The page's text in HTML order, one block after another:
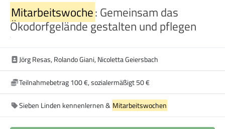
Mitarbeitswoche: Gemeinsam das
Ökodorfgelände gestalten und pflegen
Jörg Resas, Rolando Giani, Nicoletta Geiersbach
Teilnahmebetrag 100 €, sozialermäßigt 50 €
Sieben Linden kennenlernen & Mitarbeitswochen